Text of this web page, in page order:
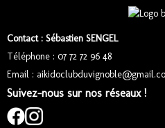
Contact : Sébastien SENGEL
Téléphone : 07 72 72 96 48
Email :
Suivez-nous sur nos réseaux !